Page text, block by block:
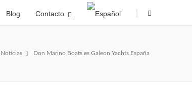
Blog Contacto
Noticias Don Marino Boats es Galeon Yachts España